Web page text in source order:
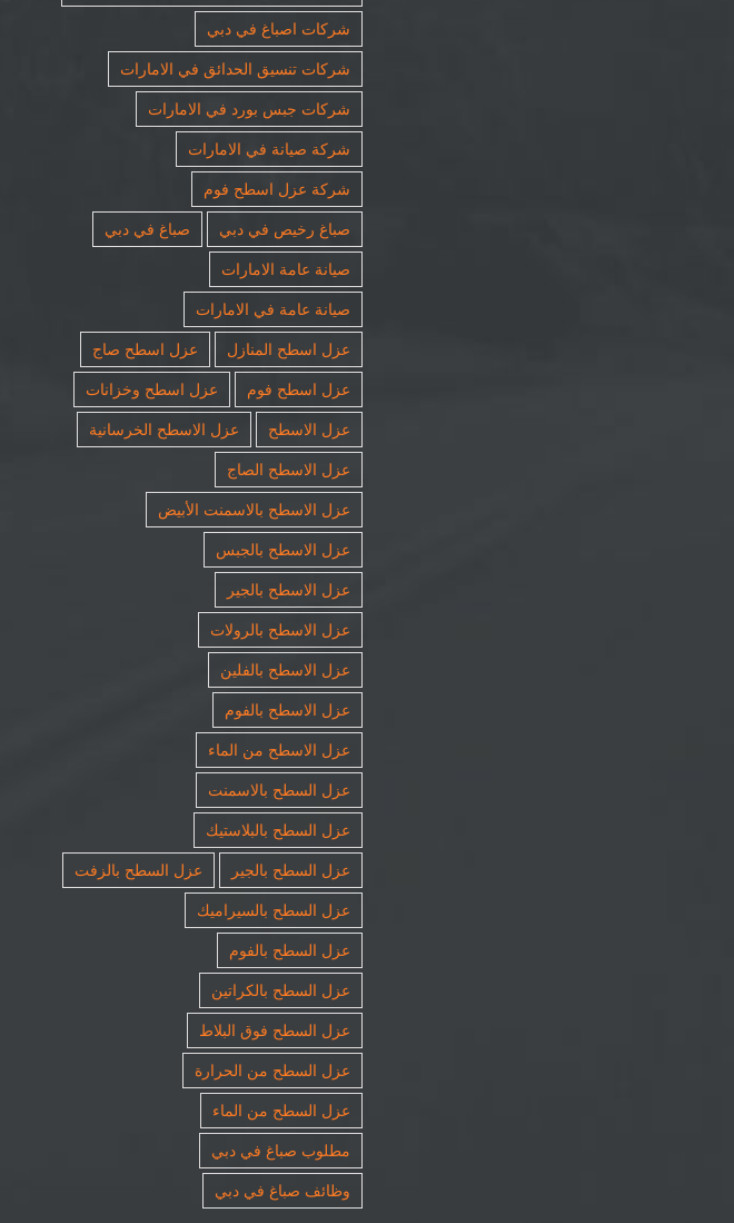
شركات اصباغ في دبي
شركات تنسيق الحدائق في الامارات
شركات جبس بورد في الامارات
شركة صيانة في الامارات
شركة عزل اسطح فوم
صباغ رخيص في دبي
صباغ في دبي
صيانة عامة الامارات
صيانة عامة في الامارات
عزل اسطح المنازل
عزل اسطح صاج
عزل اسطح فوم
عزل اسطح وخزانات
عزل الاسطح
عزل الاسطح الخرسانية
عزل الاسطح الصاج
عزل الاسطح بالاسمنت الأبيض
عزل الاسطح بالجبس
عزل الاسطح بالجير
عزل الاسطح بالرولات
عزل الاسطح بالفلين
عزل الاسطح بالفوم
عزل الاسطح من الماء
عزل السطح بالاسمنت
عزل السطح بالبلاستيك
عزل السطح بالجير
عزل السطح بالزفت
عزل السطح بالسيراميك
عزل السطح بالفوم
عزل السطح بالكراتين
عزل السطح فوق البلاط
عزل السطح من الحرارة
عزل السطح من الماء
مطلوب صباغ في دبي
وظائف صباغ في دبي